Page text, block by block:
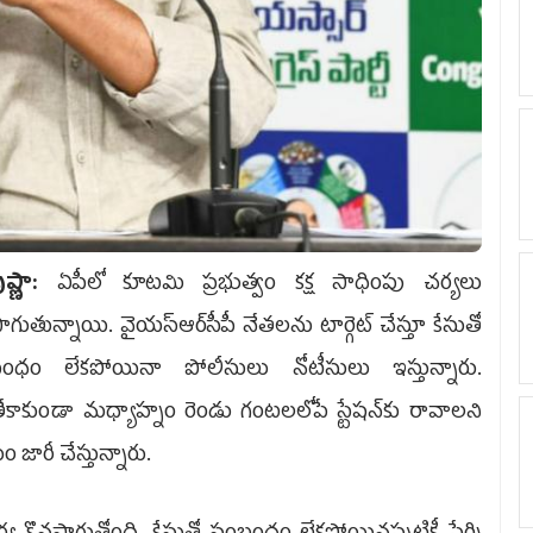
ఏపీలో కూటమి ప్రభుత్వం కక్ష సాధింపు చర్యలు
వైయ‌స్ఆర్‌సీపీ నేతలను టార్గెట్‌ చేస్తూ కేసుతో
లేకపోయినా పోలీసులు నోటీసులు ఇస్తున్నారు.
మధ్యాహ్నం రెండు గంటలలోపే స్టేషన్‌కు రావాలని
జారీ చేస్తున్నారు.